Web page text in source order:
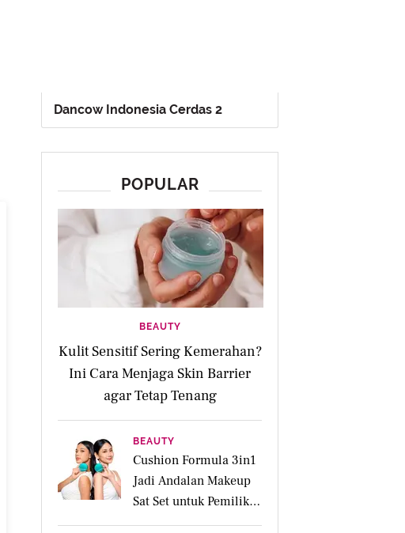
Dancow Indonesia Cerdas 2
POPULAR
BEAUTY
Kulit Sensitif Sering Kemerahan?
Ini Cara Menjaga Skin Barrier
agar Tetap Tenang
BEAUTY
Cushion Formula 3in1
Jadi Andalan Makeup
Sat Set untuk Pemilik
Kulit Acne Prone